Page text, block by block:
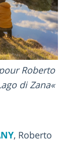
Roberto
di Zana
, Roberto